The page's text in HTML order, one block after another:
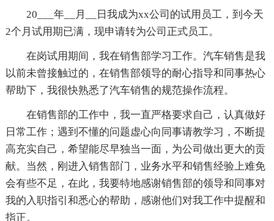
20___年__月__日我成为xx公司的试用员工，到今天
2个月试用期已满，现申请转为公司正式员工。
在岗试用期间，我在销售部学习工作。汽车销售是我
以前未曾接触过的，在销售部领导的耐心指导和同事热心
帮助下，我很快熟悉了汽车销售的规范操作流程。
在销售部的工作中，我一直严格要求自己，认真做好
日常工作；遇到不懂的问题虚心向同事请教学习，不断提
高充实自己，希望能尽早独当一面，为公司做出更大的贡
献。当然，刚进入销售部门，业务水平和销售经验上难免
会有些不足，在此，我要特地感谢销售部的领导和同事对
我的入职指引和悉心的帮助，感谢他们对我工作中提醒和
指正。